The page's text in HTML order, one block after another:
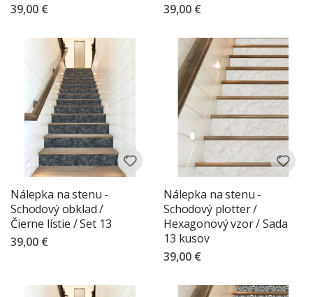
39,00 €
39,00 €
Nálepka na stenu -
Schodový obklad /
Čierne lístie / Set 13
39,00 €
Nálepka na stenu -
Schodový plotter /
Hexagonový vzor / Sada
13 kusov
39,00 €